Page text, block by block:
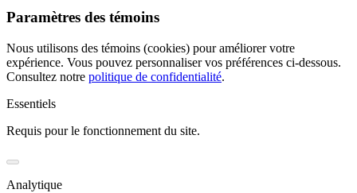
Paramètres des témoins
Nous utilisons des témoins (cookies) pour améliorer votre
expérience. Vous pouvez personnaliser vos préférences ci-dessous.
Consultez notre politique de confidentialité.
Essentiels
Requis pour le fonctionnement du site.
Analytique